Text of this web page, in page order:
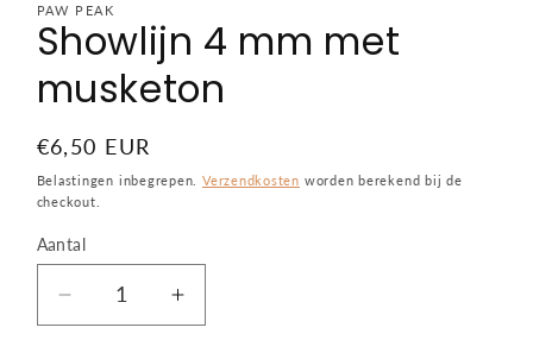
PAW PEAK
Showlijn 4 mm met
musketon
Normale
prijs
€6,50 EUR
Belastingen inbegrepen. Verzendkosten worden berekend bij de
checkout.
Aantal
Aantal
Aantal
verlagen
Aantal
verhogen